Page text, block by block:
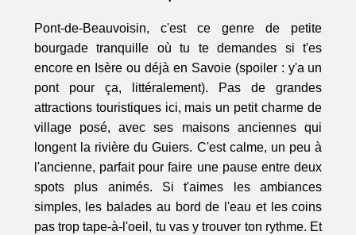
Pont-de-Beauvoisin, c'est ce genre de petite
bourgade tranquille où tu te demandes si t'es
encore en Isère ou déjà en Savoie (spoiler : y'a un
pont pour ça, littéralement). Pas de grandes
attractions touristiques ici, mais un petit charme de
village posé, avec ses maisons anciennes qui
longent la rivière du Guiers. C'est calme, un peu à
l'ancienne, parfait pour faire une pause entre deux
spots plus animés. Si t'aimes les ambiances
simples, les balades au bord de l'eau et les coins
pas trop tape-à-l'oeil, tu vas y trouver ton rythme. Et